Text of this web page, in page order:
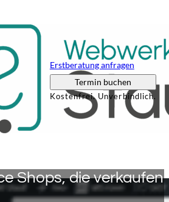
Erstberatung anfragen
Termin buchen
Kostenfrei. Unverbindlich.
Shops, die